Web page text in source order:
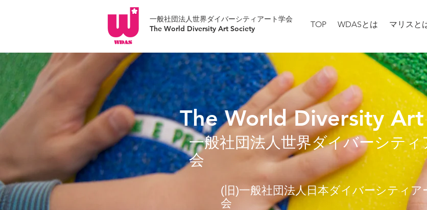
TOP WDASとは マリスと
一般社団法人世界ダイバーシティアート学会
​The World Diversity Art Society
The World Diversity
一般社団法人世界ダイバーシティ
会
(旧)一般社団法人日本ダイバーシティア
会